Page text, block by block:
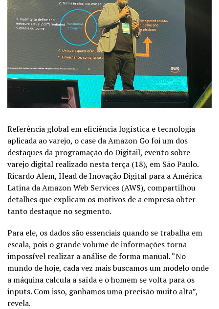
Referência global em eficiência logística e tecnologia
aplicada ao varejo, o case da Amazon Go foi um dos
destaques da programação do Digitail, evento sobre
varejo digital realizado nesta terça (18), em São Paulo.
Ricardo Alem, Head de Inovação Digital para a América
Latina da Amazon Web Services (AWS), compartilhou
detalhes que explicam os motivos de a empresa obter
tanto destaque no segmento.
Para ele, os dados são essenciais quando se trabalha em
escala, pois o grande volume de informações torna
impossível realizar a análise de forma manual. “No
mundo de hoje, cada vez mais buscamos um modelo onde
a máquina calcula a saída e o homem se volta para os
inputs. Com isso, ganhamos uma precisão muito alta”,
revela.